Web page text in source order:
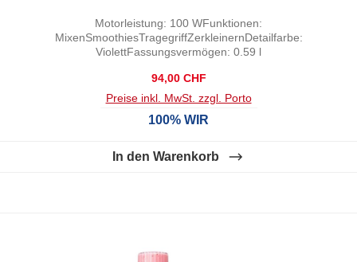
Motorleistung: 100 WFunktionen:
MixenSmoothiesTragegriffZerkleinernDetailfarbe:
ViolettFassungsvermögen: 0.59 l
Regulärer Preis:
94,00 CHF
Preise inkl. MwSt. zzgl. Porto
100% WIR
In den Warenkorb